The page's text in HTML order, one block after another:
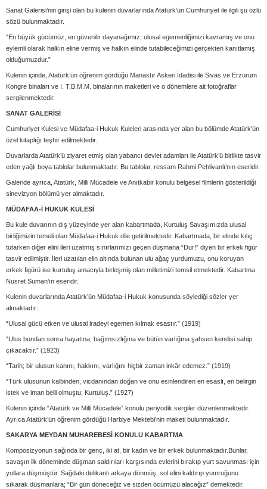
Sanat Galerisi’nin girişi olan bu kulenin duvarlarında Atatürk’ün Cumhuriyet ile ilgili şu özlü
sözü bulunmaktadır.
“En büyük gücümüz, en güvenilir dayanağımız, ulusal egemenliğimizi kavramış ve onu
eylemli olarak halkın eline vermiş ve halkın elinde tutabileceğimizi gerçekten kanıtlamış
olduğumuzdur.”
Kulenin içinde, Atatürk’ün öğrenim gördüğü Manastır Askeri İdadisi ile Sivas ve Erzurum
Kongre binaları ve I. T.B.M.M. binalarının maketleri ve o dönemlere ait fotoğraflar
sergilenmektedir.
SANAT GALERİSİ
Cumhuriyet Kulesi ve Müdafaa-i Hukuk Kuleleri arasında yer alan bu bölümde Atatürk’ün
özel kitaplığı teşhir edilmektedir.
Duvarlarda Atatürk’ü ziyaret etmiş olan yabancı devlet adamları ile Atatürk’ü birlikte tasvir
eden yağlı boya tablolar bulunmaktadır. Bu tablolar, ressam Rahmi Pehlivanlı’nın eseridir.
Galeride ayrıca, Atatürk, Milli Mücadele ve Anıtkabir konulu belgesel filmlerin gösterildiği
sinevizyon bölümü yer almaktadır.
MÜDAFAA-İ HUKUK KULESİ
Bu kule duvarının dış yüzeyinde yer alan kabartmada, Kurtuluş Savaşımızda ulusal
birliğimizin temeli olan Müdafaa-i Hukuk dile getirilmektedir. Kabartmada, bir elinde kılıç
tutarken diğer elini ileri uzatmış sınırlarımızı geçen düşmana “Dur!” diyen bir erkek figür
tasvir edilmiştir. İleri uzatılan elin altında bulunan ulu ağaç yurdumuzu, onu koruyan
erkek figürü ise kurtuluş amacıyla birleşmiş olan milletimizi temsil etmektedir. Kabartma
Nusret Suman’ın eseridir.
Kulenin duvarlarında Atatürk’ün Müdafaa-i Hukuk konusunda söylediği sözler yer
almaktadır:
“Ulusal gücü etken ve ulusal iradeyi egemen kılmak esastır.” (1919)
“Ulus bundan sonra hayatına, bağımsızlığına ve bütün varlığına şahsen kendisi sahip
çıkacaktır.” (1923)
“Tarih; bir ulusun kanını, hakkını, varlığını hiçbir zaman inkâr edemez.” (1919)
“Türk ulusunun kalbinden, vicdanından doğan ve onu esinlendiren en esaslı, en belirgin
istek ve iman belli olmuştu: Kurtuluş.” (1927)
Kulenin içinde “Atatürk ve Milli Mücadele” konulu periyodik sergiler düzenlenmektedir.
Ayrıca Atatürk’ün öğrenim gördüğü Harbiye Mektebi’nin maketi bulunmaktadır.
SAKARYA MEYDAN MUHAREBESİ KONULU KABARTMA
Komposizyonun sağında bir genç, iki at, bir kadın ve bir erkek bulunmaktadır.Bunlar,
savaşın ilk döneminde düşman saldırıları karşısında evlerini bırakıp yurt savunması için
yollara düşmüştür. Sağdaki delikanlı arkaya dönmüş, sol elini kaldırıp yumruğunu
sıkarak düşmanlara; “Bir gün döneceğiz ve sizden öcümüzü alacağız” demektedir.